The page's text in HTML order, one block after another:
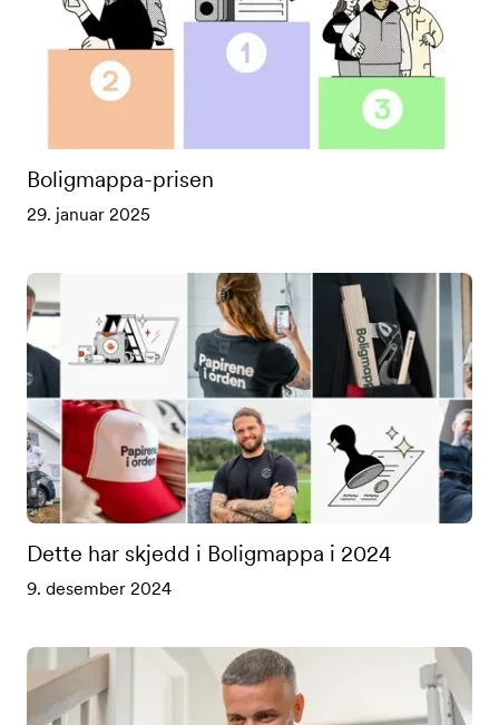
Boligmappa-prisen
29. januar 2025
Dette har skjedd i Boligmappa i 2024
9. desember 2024